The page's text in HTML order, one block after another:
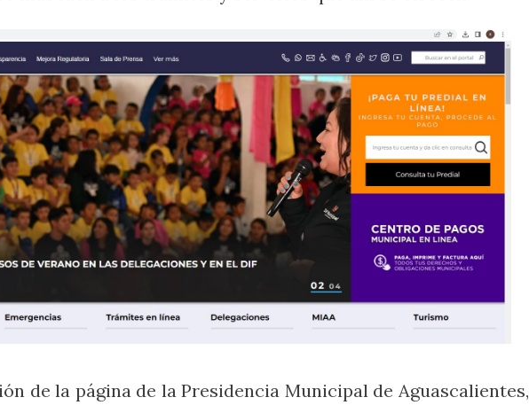
de la página de la Presidencia Municipal de Aguascalientes,